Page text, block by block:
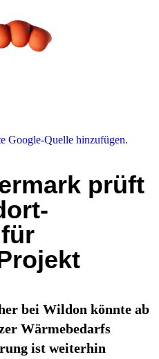
Google-Quelle hinzufügen.
prüft
bei Wildon könnte ab
Wärmebedarfs
ist weiterhin